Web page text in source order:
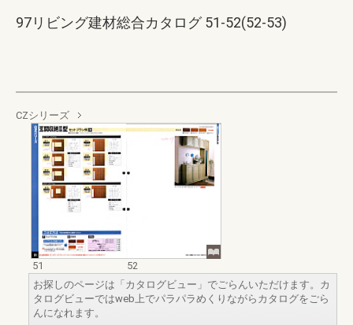
97リビング建材総合カタログ 51-52(52-53)
CZシリーズ
51
52
お探しのページは「カタログビュー」でごらんいただけます。カ
タログビューではweb上でパラパラめくりながらカタログをごら
んになれます。